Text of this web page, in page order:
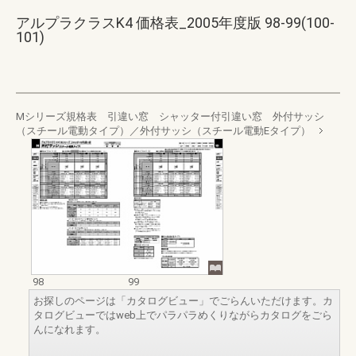
アルプラクラスK4 価格表_2005年度版 98-99(100-
101)
Mシリーズ規格表 引違い窓 シャッター付引違い窓 外付サッシ
（スチール電動タイプ）／外付サッシ（スチール電動Eタイプ）
98
99
お探しのページは「カタログビュー」でごらんいただけます。カ
タログビューではweb上でパラパラめくりながらカタログをごら
んになれます。